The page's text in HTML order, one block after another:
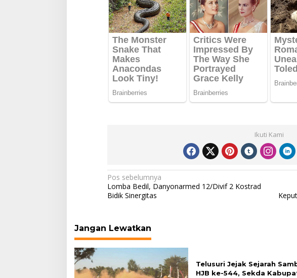
Ikuti Kami
Navigasi
pos
Pos sebelumnya
Lomba Bedil, Danyonarmed 12/Divif 2 Kostrad
Bidik Sinergitas
Jangan Lewatkan
Telusuri Jejak Sejarah
HJB ke-544, Sekda